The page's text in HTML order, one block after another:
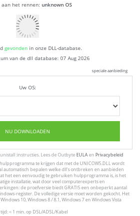
aan het rennen: unknown OS
gevondenin onze DLL-database.
van de dll database: 07 Aug 2026
speciale aanbieding
Uw OS:
NU DOWNLOADEN
:instructies. Lees de Outbyte EULAen Privacybeleid
te krijgen dat met de UNICOWS.DLL wordt
automatisch bepalen welke dll's ontbreken en aanbieden
het een eenvoudig te gebruiken hulpprogramma is, is het
installatie, wat door veel computerexperts en
de proefversie biedt GRATIS een onbeperkt aantal
register. De volledige versie moet worden gekocht. Het
10, Windows 8 / 8.1, Windows 7 en Windows Vista
< 1 min. op DSL/ADSL/Kabel